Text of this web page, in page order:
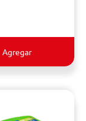
Agregar